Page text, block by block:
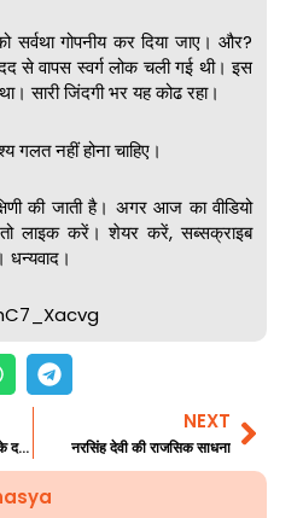
सर्वथा गोपनीय कर दिया जाए। और?
से वापस स्वर्ग लोक चली गई थी। इस
सारी जिंदगी भर यह कोढ रहा।
गलत नहीं होना चाहिए।
की जाती है। अगर आज का वीडियो
लाइक करें। शेयर करें, सब्सक्राइब
गुरु मंत्र साधना में नीलिमा भैरवी के दर्शन
NEXT
नरसिंह देवी की राजसिक साधना